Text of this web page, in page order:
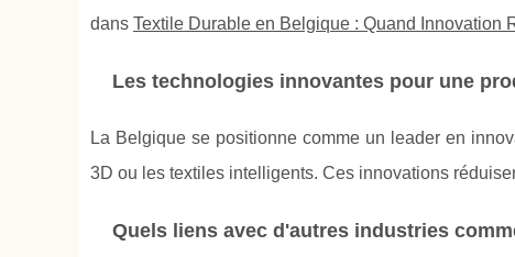
dans Textile Durable en Belgique : Quand Innovation
Les technologies innovantes pour une
La Belgique se positionne comme un leader en
3D ou les textiles intelligents. Ces innovations
Quels liens avec d'autres industries